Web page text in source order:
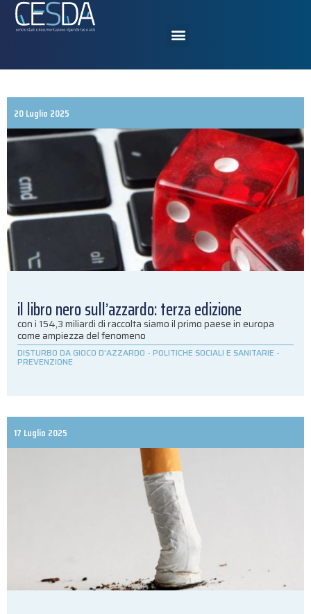
20 Luglio 2025
il libro nero sull’azzardo: terza edizione
con i 154,3 miliardi di raccolta siamo il primo paese in europa
come ampiezza del fenomeno
DISTURBO DA GIOCO D'AZZARDO - POLITICHE SOCIALI E SANITARIE -
PREVENZIONE
17 Luglio 2025